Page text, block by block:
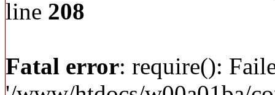
line 208
Fatal error: require():